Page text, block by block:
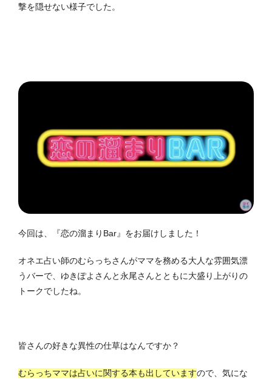
撃を隠せない様子でした。
今回は、『恋の溜まりBar』をお届けしました！
オネエ占い師のむらっちさんがママを務める大人な雰囲気漂
うバーで、ゆきぽよさんと永尾さんとともに大盛り上がりの
トークでしたね。
皆さんの好きな異性の仕草はなんですか？
むらっちママは占いに関する本も出していますので、気にな